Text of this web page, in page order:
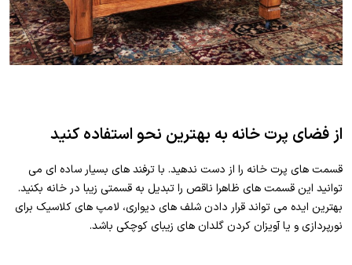
از فضای پرت خانه به بهترین نحو استفاده کنید
قسمت های پرت خانه را از دست ندهید. با ترفند های بسیار ساده ای می
توانید این قسمت های ظاهرا ناقص را تبدیل به قسمتی زیبا در خانه بکنید.
بهترین ایده می تواند قرار دادن شلف های دیواری، لامپ های کلاسیک برای
نورپردازی و یا آویزان کردن گلدان های زیبای کوچکی باشد.